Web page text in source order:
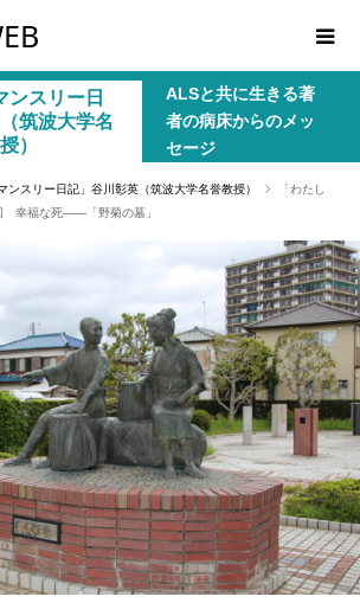
ンスリー日
筑波大学名
）
ALSと共に生きる著
者の病床からのメッ
セージ
ンスリー日記」谷川彰英（筑波大学名誉教授）
「わたし
幸福な死――「野菊の墓」